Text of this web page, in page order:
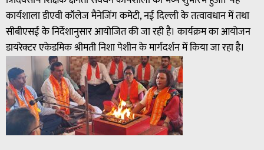
कार्यशाला डीएवी कॉलेज मैनेजिंग कमेटी, नई दिल्ली के तत्वावधान में तथा
सीबीएसई के निर्देशानुसार आयोजित की जा रही है। कार्यक्रम का आयोजन
डायरेक्टर एकेडमिक श्रीमती निशा पेशीन के मार्गदर्शन में किया जा रहा है।